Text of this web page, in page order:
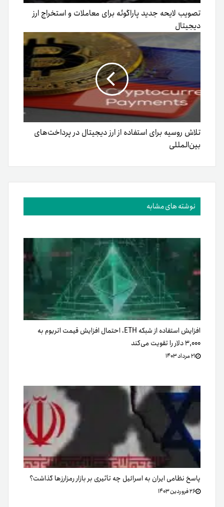
تصویب لایحه جدید پاراگوئه برای معاملات و استخراج ارز
دیجیتال
تلاش روسیه برای استفاده از ارز‌ دیجیتال در پرداخت‌های
بین‌المللی
نوشته های مشابه
افزایش استفاده از شبکه ETH، احتمال افزایش قیمت اتریوم به
۳,۰۰۰ دلار را تقویت می‌کند
۲۱ مرداد ۱۴۰۳
پاسخ نظامی ایران به اسرائیل چه تأثیری بر بازار رمزارزها گذاشت؟
۲۶ فروردین ۱۴۰۳